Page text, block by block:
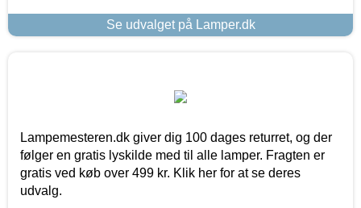
Se udvalget på Lamper.dk
Lampemesteren.dk giver dig 100 dages returret, og der
følger en gratis lyskilde med til alle lamper. Fragten er
gratis ved køb over 499 kr. Klik her for at se deres
udvalg.